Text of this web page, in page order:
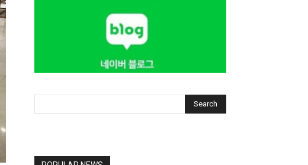
Search